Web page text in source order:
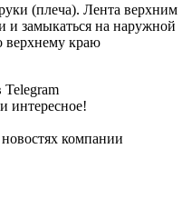
(плеча). Лента верхним
и замыкаться на наружной
верхнему краю
интересное!
компании